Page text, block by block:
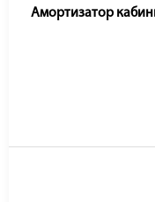
Амортизатор